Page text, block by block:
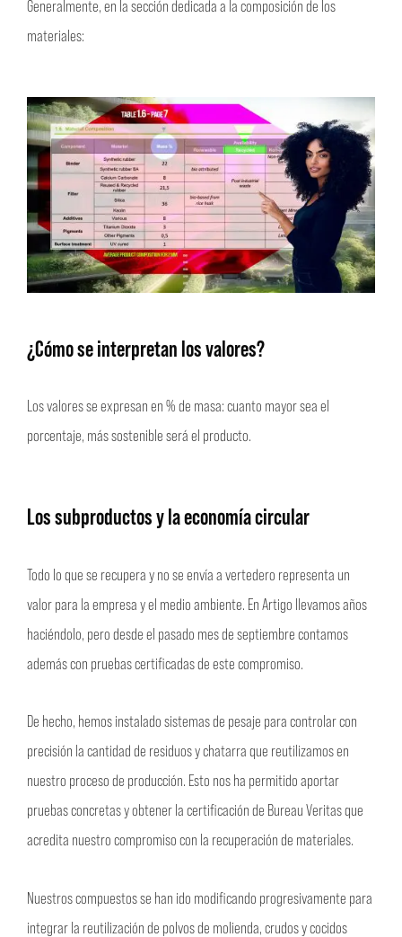
Generalmente, en la sección dedicada a la composición de los
materiales:
¿Cómo se interpretan los valores?
Los valores se expresan en % de masa: cuanto mayor sea el
porcentaje, más sostenible será el producto.
Los subproductos y la economía circular
Todo lo que se recupera y no se envía a vertedero representa un
valor para la empresa y el medio ambiente. En Artigo llevamos años
haciéndolo, pero desde el pasado mes de septiembre contamos
además con pruebas certificadas de este compromiso.
De hecho, hemos instalado sistemas de pesaje para controlar con
precisión la cantidad de residuos y chatarra que reutilizamos en
nuestro proceso de producción. Esto nos ha permitido aportar
pruebas concretas y obtener la certificación de Bureau Veritas que
acredita nuestro compromiso con la recuperación de materiales.
Nuestros compuestos se han ido modificando progresivamente para
integrar la reutilización de polvos de molienda, crudos y cocidos